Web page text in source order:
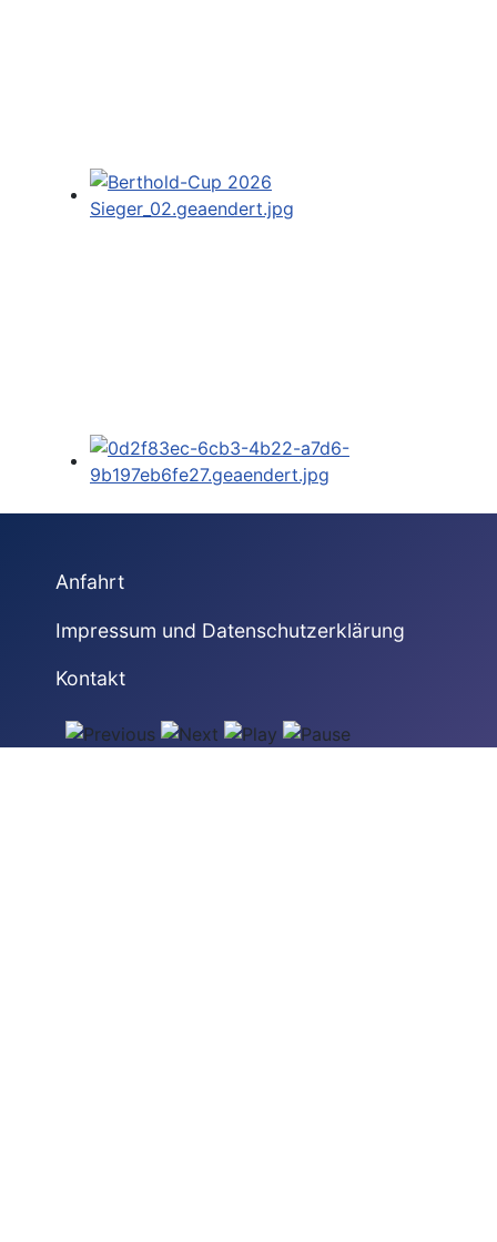
Anfahrt
Impressum und Datenschutzerklärung
Kontakt